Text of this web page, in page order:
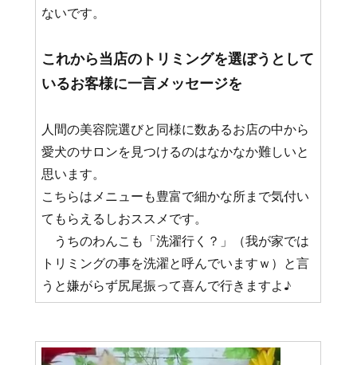
ないです。
これから当店のトリミングを選ぼうとして
いるお客様に一言メッセージを
人間の美容院選びと同様に数あるお店の中から
愛犬のサロンを見つけるのはなかなか難しいと
思います。
こちらはメニューも豊富で細かな所まで気付い
てもらえるしおススメです。
うちのわんこも「洗濯行く？」（我が家では
トリミングの事を洗濯と呼んでいますｗ）と言
うと嫌がらず尻尾振って喜んで行きますよ♪